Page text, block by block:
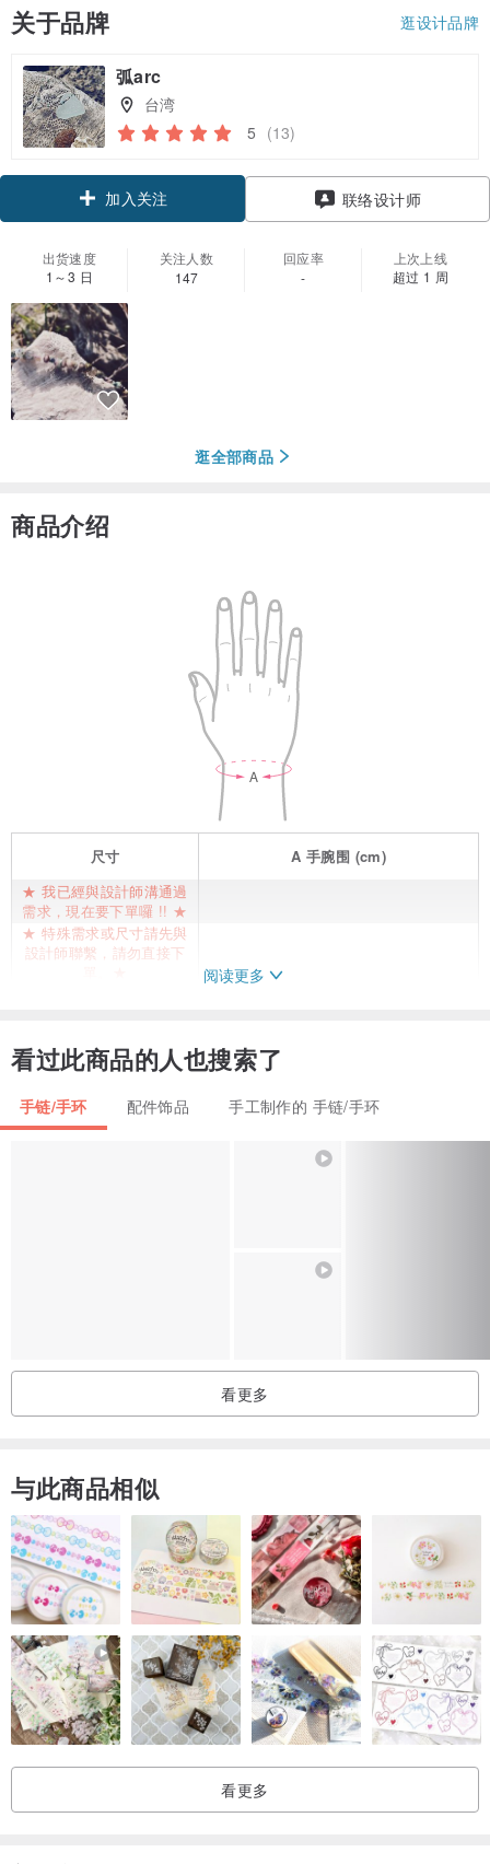
关于品牌 逛设计品牌
弧arc
台湾
5 (13)
加入关注 联络设计师
出货速度
1～3 日
关注人数
147
回应率
-
上次上线
超过 1 周
逛全部商品
商品介绍
尺寸 A手腕围 (cm)
★ 我已經與設計師溝通過
需求，現在要下單囉 !! ★
★ 特殊需求或尺寸請先與
設計師聯繫，請勿直接下
服貼手圍14cm
服貼手圍15cm
◆尺寸挑选◇
请使用布尺测量欲穿戴位置的“服贴”手围，或是使用细线材“服贴”圈量
后再以硬尺比对出手围的正确厘米数。因每款手链素材尺寸不同，请
根据“实际手围”选择厘米数，接单制作时我们会预留穿戴空间（切勿
自己加上穿戴空间的长度，以免手链过长导致穿戴时容易受到拉
扯），如有特别喜欢宽松感等需求可以另外留言注记。实际作品会根
据所选择的尺寸稍稍调整素材顺序及搭配，照片中的示范手围为
15cm（服贴手围）。PS. 请特别留意手围的丈量与选择，作品寄出后
如尺寸不符，需另行酌收来回运费与修改费用。如有赠礼需求不方便
丈量手围，请先发消息讨论是否修改为延长链形式。
阅读更多
看过此商品的人也搜索了
手链/手环 配件饰品 手工制作的 手链/手环
看更多
与此商品相似
看更多